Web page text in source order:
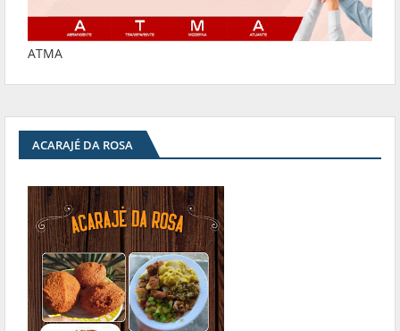
ATMA
ACARAJÉ DA ROSA